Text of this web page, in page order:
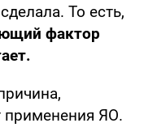
То есть,
фактор
ЯО.